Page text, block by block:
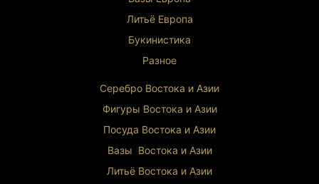
Литьё Европа
Букинистика
Разное
Серебро Востока и Азии
Фигуры Востока и Азии
Посуда Востока и Азии
Вазы Востока и Азии
Литьё Востока и Азии